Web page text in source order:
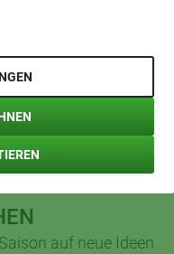
auf neue Ideen